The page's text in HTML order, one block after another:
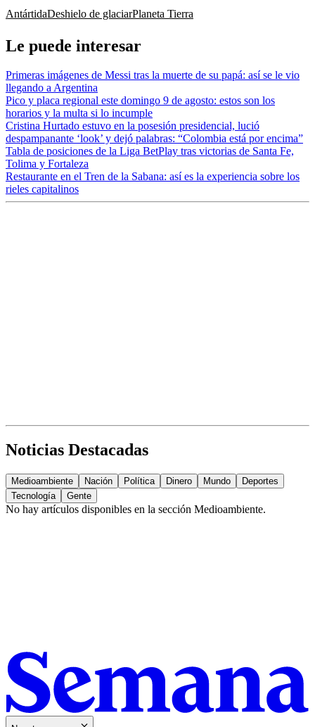
AntártidaDeshielo de glaciarPlaneta Tierra
Le puede interesar
Primeras imágenes de Messi tras la muerte de su papá: así se le vio
llegando a Argentina
Pico y placa regional este domingo 9 de agosto: estos son los
horarios y la multa si lo incumple
Cristina Hurtado estuvo en la posesión presidencial, lució
despampanante ‘look’ y dejó palabras: “Colombia está por encima”
Tabla de posiciones de la Liga BetPlay tras victorias de Santa Fe,
Tolima y Fortaleza
Restaurante en el Tren de la Sabana: así es la experiencia sobre los
rieles capitalinos
Noticias Destacadas
Medioambiente Nación Política Dinero Mundo
Deportes
Tecnología
Gente
No hay artículos disponibles en la sección Medioambiente.